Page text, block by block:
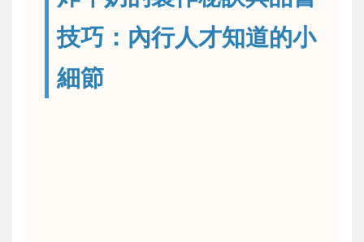
技巧：內行人才知道的小
細節